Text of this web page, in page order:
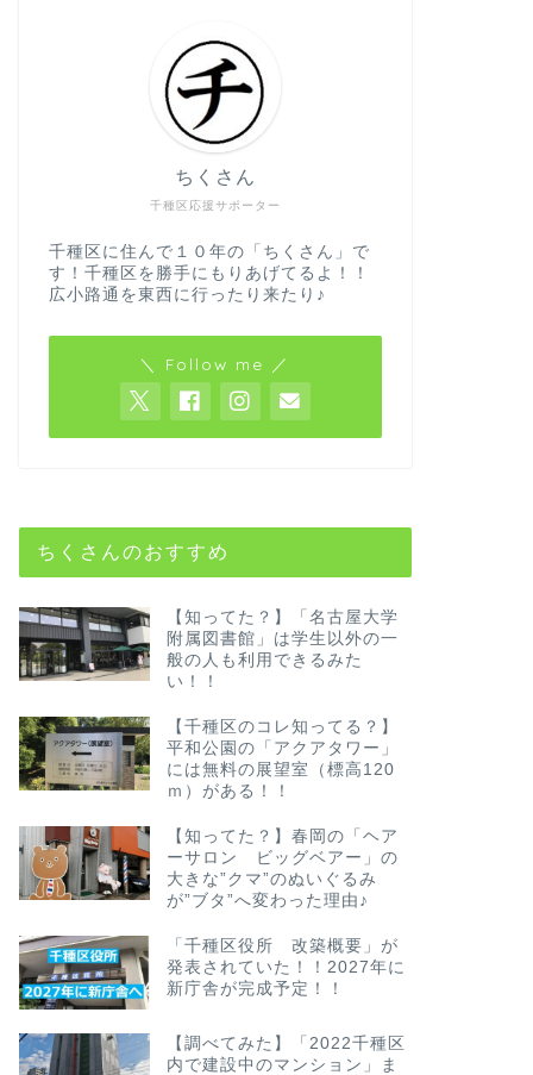
千種区応援サポーター
ちくさん
千種区に住んで１０年の「ちくさん」で
す！千種区を勝手にもりあげてるよ！！
広小路通を東西に行ったり来たり♪
＼ Follow me ／
ちくさんのおすすめ
【知ってた？】「名古屋大学
附属図書館」は学生以外の一
般の人も利用できるみた
い！！
【千種区のコレ知ってる？】
平和公園の「アクアタワー」
には無料の展望室（標高120
ｍ）がある！！
【知ってた？】春岡の「ヘア
ーサロン ビッグベアー」の
大きな”クマ”のぬいぐるみ
が”ブタ”へ変わった理由♪
「千種区役所 改築概要」が
発表されていた！！2027年に
新庁舎が完成予定！！
【調べてみた】「2022千種区
内で建設中のマンション」ま